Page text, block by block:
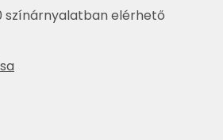
színárnyalatban elérhető